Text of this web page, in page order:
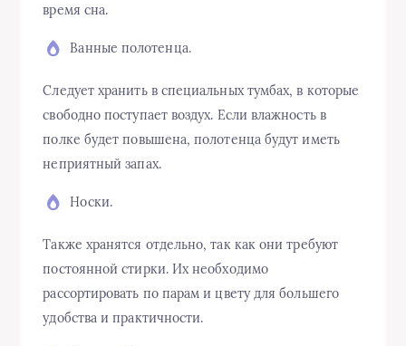
время сна.
Ванные полотенца.
Следует хранить в специальных тумбах, в которые
свободно поступает воздух. Если влажность в
полке будет повышена, полотенца будут иметь
неприятный запах.
Носки.
Также хранятся отдельно, так как они требуют
постоянной стирки. Их необходимо
рассортировать по парам и цвету для большего
удобства и практичности.